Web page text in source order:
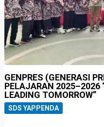
GENPRES (GENERASI
PELAJARAN 2025–2026
LEADING TOMORROW”
SDS YAPPENDA